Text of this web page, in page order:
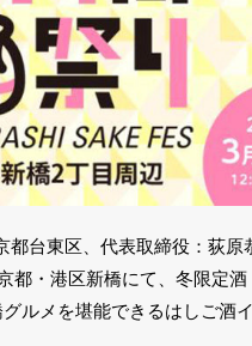
都台東区、代表取締役：荻
都・港区新橋にて、冬限定
ルメを堪能できるはしご酒